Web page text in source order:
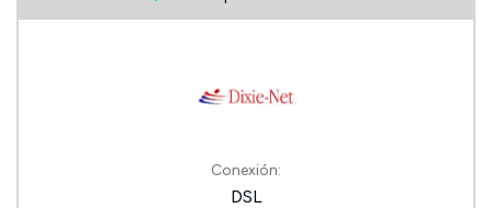
Conexión:
DSL